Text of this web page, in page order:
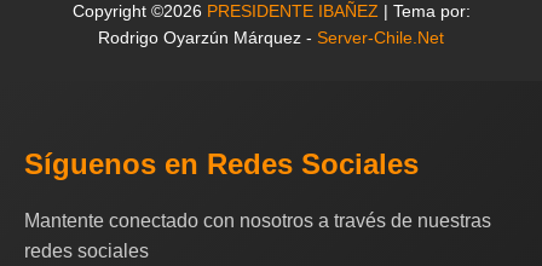
Copyright ©2026 PRESIDENTE IBAÑEZ | Tema por:
Rodrigo Oyarzún Márquez - Server-Chile.Net
Síguenos en Redes Sociales
Mantente conectado con nosotros a través de nuestras
redes sociales